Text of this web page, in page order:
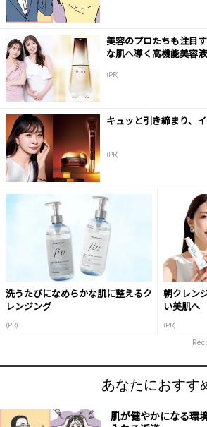
美容のプロたちも注目
な肌へ導く高機能美容液
(PR)
キュッと引き締まり、
(PR)
洗うたびになめらかな肌に整えるク
レンジング
(PR)
朝クレン
い美肌へ
(PR)
あなたにおすす
肌が健やかになる環